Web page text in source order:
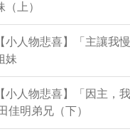
上）
小人物悲喜】「主讓我慢
妹
小人物悲喜】「因主，
佳明弟兄（下）